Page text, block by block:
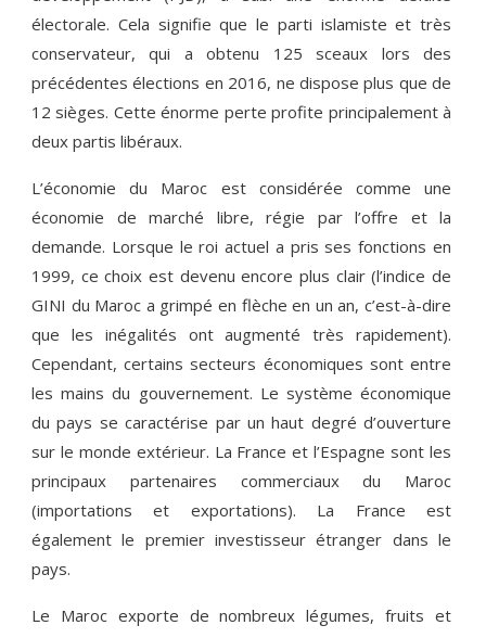
électorale. Cela signifie que le parti islamiste et très
conservateur, qui a obtenu 125 sceaux lors des
précédentes élections en 2016, ne dispose plus que de
12 sièges. Cette énorme perte profite principalement à
deux partis libéraux.
L’économie du Maroc est considérée comme une
économie de marché libre, régie par l’offre et la
demande. Lorsque le roi actuel a pris ses fonctions en
1999, ce choix est devenu encore plus clair (l’indice de
GINI du Maroc a grimpé en flèche en un an, c’est-à-dire
que les inégalités ont augmenté très rapidement).
Cependant, certains secteurs économiques sont entre
les mains du gouvernement. Le système économique
du pays se caractérise par un haut degré d’ouverture
sur le monde extérieur. La France et l’Espagne sont les
principaux partenaires commerciaux du Maroc
(importations et exportations). La France est
également le premier investisseur étranger dans le
pays.
Le Maroc exporte de nombreux légumes, fruits et